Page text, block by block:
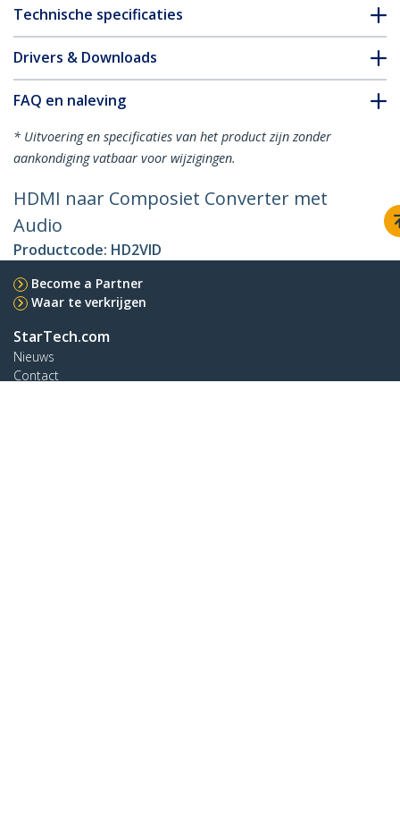
Technische specificaties
Drivers & Downloads
FAQ en naleving
* Uitvoering en specificaties van het product zijn zonder
aankondiging vatbaar voor wijzigingen.
HDMI naar Composiet Converter met
Audio
Productcode: HD2VID
Become a Partner
Waar te verkrijgen
StarTech.com
Nieuws
Contact